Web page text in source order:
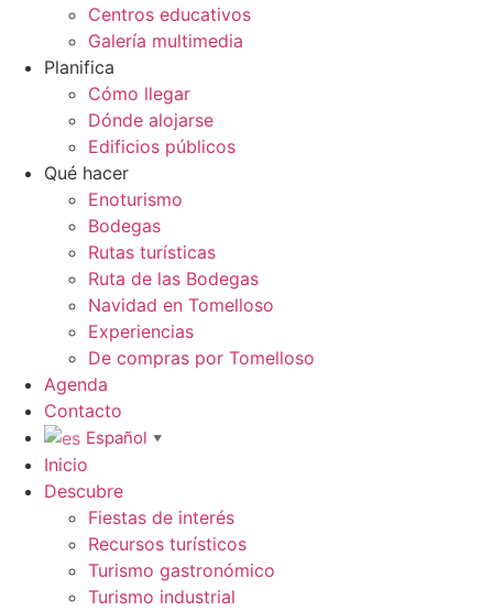
Centros educativos
Galería multimedia
Planifica
Cómo llegar
Dónde alojarse
Edificios públicos
Qué hacer
Enoturismo
Bodegas
Rutas turísticas
Ruta de las Bodegas
Navidad en Tomelloso
Experiencias
De compras por Tomelloso
Agenda
Contacto
Español ▼
Inicio
Descubre
Fiestas de interés
Recursos turísticos
Turismo gastronómico
Turismo industrial